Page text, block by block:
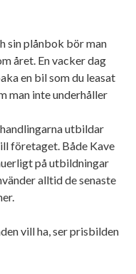
plånbok bör man
året. En vacker dag
en bil som du leasat
man inte underhåller
utbildar
företaget. Både Kave
på utbildningar
alltid de senaste
vill ha, ser prisbilden